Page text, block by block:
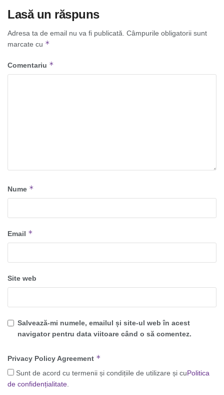
Lasă un răspuns
Adresa ta de email nu va fi publicată. Câmpurile obligatorii sunt
marcate cu *
Comentariu *
Nume *
Email *
Site web
Salvează-mi numele, emailul și site-ul web în acest
navigator pentru data viitoare când o să comentez.
Privacy Policy Agreement *
Sunt de acord cu termenii și condițiile de utilizare și cuPolitica
de confidențialitate.